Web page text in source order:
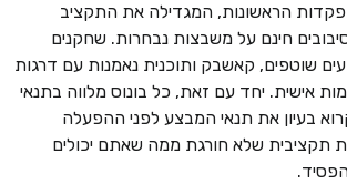
הראשונות, המגדילה את התקציב
חינם על משבצות נבחרות. שחקנים
שוטפים, קאשבק ותוכנית נאמנות עם דרגות
אישית. יחד עם זאת, כל בונוס מלווה בתנאי
בעיון את תנאי המבצע לפני ההפעלה
תקציבית שלא חורגת ממה שאתם יכולים